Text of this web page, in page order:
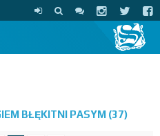
BŁĘKITNI PASYM (37)